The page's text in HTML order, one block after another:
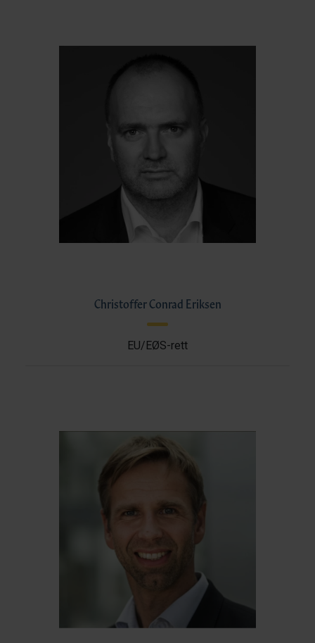
Christoffer Conrad Eriksen
EU/EØS-rett